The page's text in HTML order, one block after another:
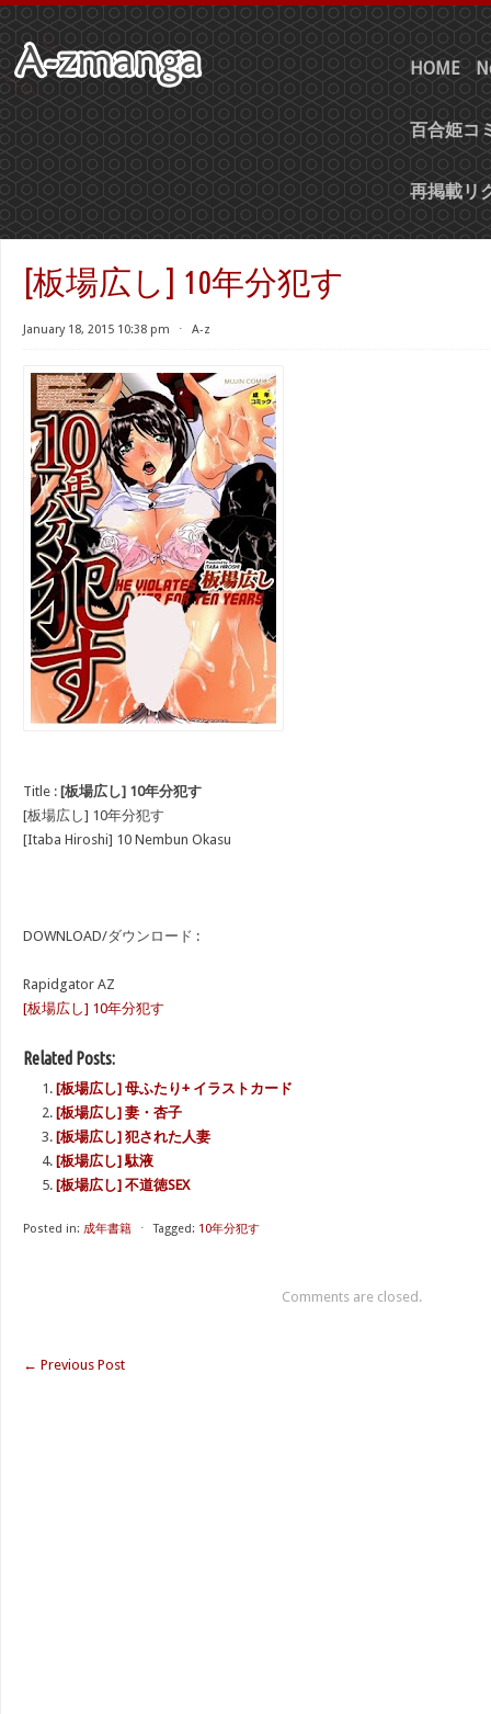
HOME
百合姫コ
再掲載リ
[板場広し] 10年分犯す
January 18, 2015 10:38 pm ⋅ A-z
Title : [板場広し] 10年分犯す
[板場広し] 10年分犯す
[Itaba Hiroshi] 10 Nembun Okasu
DOWNLOAD/ダウンロード :
Rapidgator AZ
[板場広し] 10年分犯す
Related Posts:
[板場広し] 母ふたり+ イラストカード
[板場広し] 妻・杏子
[板場広し] 犯された人妻
[板場広し] 駄液
[板場広し] 不道徳SEX
Posted in: 成年書籍 ⋅ Tagged: 10年分犯す
Comments are closed.
← Previous Post